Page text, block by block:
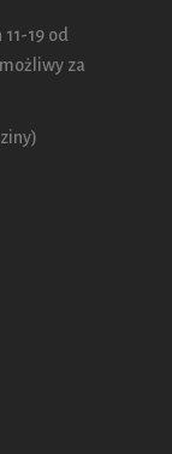
19 od
za